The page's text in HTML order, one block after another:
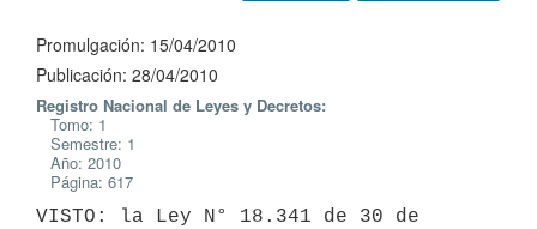
Promulgación: 15/04/2010
Publicación: 28/04/2010
Registro Nacional de Leyes y Decretos:
Tomo: 1
Semestre: 1
Año: 2010
Página: 617
VISTO: la Ley N° 18.341 de 30 de